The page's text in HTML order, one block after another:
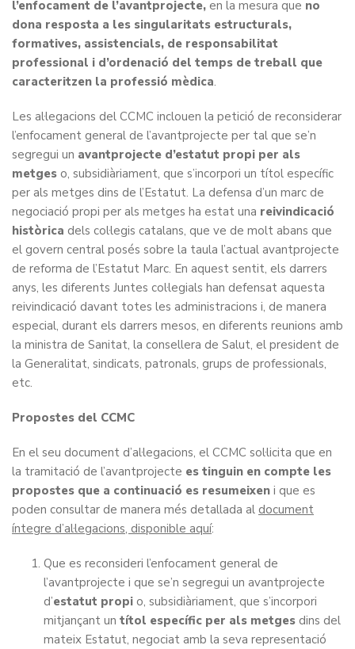
l’enfocament de l’avantprojecte, en la mesura que no
dona resposta a les singularitats estructurals,
formatives, assistencials, de responsabilitat
professional i d’ordenació del temps de treball que
caracteritzen la professió mèdica.
Les al·legacions del CCMC inclouen la petició de reconsiderar
l’enfocament general de l’avantprojecte per tal que se’n
segregui un avantprojecte d’estatut propi per als
metges o, subsidiàriament, que s’incorpori un títol específic
per als metges dins de l’Estatut. La defensa d’un marc de
negociació propi per als metges ha estat una reivindicació
històrica dels col·legis catalans, que ve de molt abans que
el govern central posés sobre la taula l’actual avantprojecte
de reforma de l’Estatut Marc. En aquest sentit, els darrers
anys, les diferents Juntes col·legials han defensat aquesta
reivindicació davant totes les administracions i, de manera
especial, durant els darrers mesos, en diferents reunions amb
la ministra de Sanitat, la consellera de Salut, el president de
la Generalitat, sindicats, patronals, grups de professionals,
etc.
Propostes del CCMC
En el seu document d’al·legacions, el CCMC sol·licita que en
la tramitació de l’avantprojecte es tinguin en compte les
propostes que a continuació es resumeixen i que es
poden consultar de manera més detallada al document
íntegre d’al·legacions, disponible aquí:
Que es reconsideri l’enfocament general de
l’avantprojecte i que se’n segregui un avantprojecte
d’estatut propi o, subsidiàriament, que s’incorpori
mitjançant un títol específic per als metges dins del
mateix Estatut, negociat amb la seva representació